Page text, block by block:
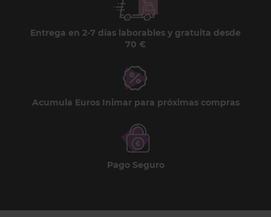
Entrega en 2-7 días laborables y gratuita desde
70 €
Acumula Euros Inimar para próximas compras
Pago Seguro